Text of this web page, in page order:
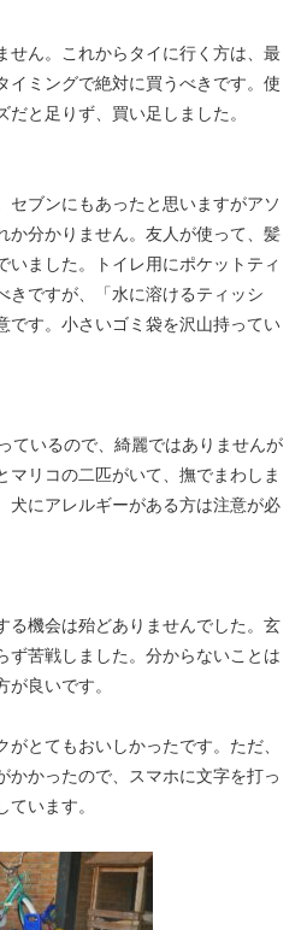
せん。これからタイに行く方は、最
イミングで絶対に買うべきです。使
と足りず、買い足しました。
セブンにもあったと思いますがアソ
か分かりません。友人が使って、髪
いました。トイレ用にポケットティ
きですが、「水に溶けるティッシ
です。小さいゴミ袋を沢山持ってい
ているので、綺麗ではありませんが
マリコの二匹がいて、撫でまわしま
犬にアレルギーがある方は注意が必
る機会は殆どありませんでした。玄
ず苦戦しました。分からないことは
良いです。
がとてもおいしかったです。ただ、
かかったので、スマホに文字を打っ
ています。